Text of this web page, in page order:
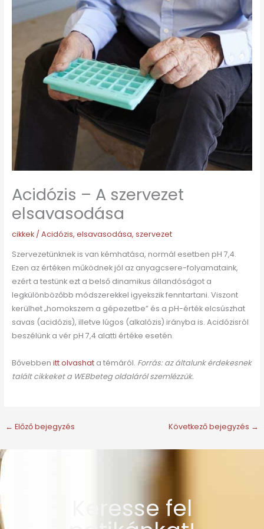
Acidózis – A szervezet
elsavasodása
cikkek/ Acidózis, elsavasodása, szervezet
Szervezetünknek is van kémhatása, normál esetben pH 7,4.
Ezen az értéken működnek jól az anyagcsere-folyamataink,
ezért a testünk ezt a belső dinamikus állandóságot a
legkülönbözőbb módszerekkel igyekszik fenntartani. Viszont
kerülhet „homokszem a gépezetbe” és a pH-érték elcsúszhat
savas (acidózis), illetve lúgos (alkalózis) irányba is. Acidózisról
beszélünk a vér pH 7,4 alatti értéke esetén.
Bővebben itt olvashat a témáról. Forrás: az általunk érdekesnek
talált cikkeket a WEBbeteg oldaláról szemlézzük.
← Előző bejegyzés Következő bejegyzés →
Keresse fel